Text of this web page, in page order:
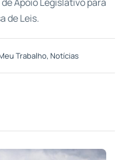
de Leis.
Trabalho, Notícias